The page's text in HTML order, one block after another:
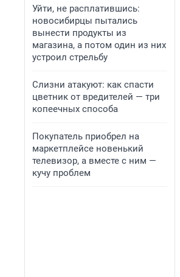
Уйти, не расплатившись:
новосибирцы пытались
вынести продукты из
магазина, а потом один из них
устроил стрельбу
Слизни атакуют: как спасти
цветник от вредителей — три
копеечных способа
Покупатель приобрел на
маркетплейсе новенький
телевизор, а вместе с ним —
кучу проблем